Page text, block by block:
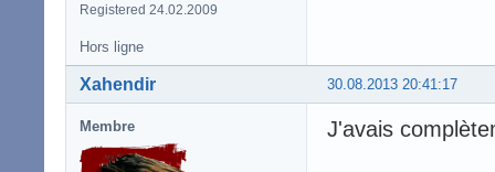
Registered 24.02.2009
Hors ligne
30.08.2013 20:41:17
Xahendir
Membre J'avais